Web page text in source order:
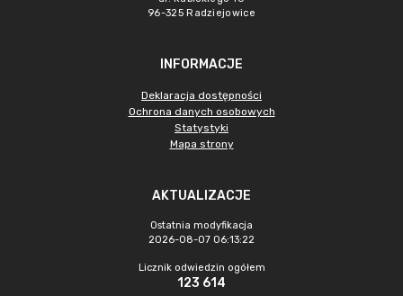
96-325 Radziejowice
INFORMACJE
Deklaracja dostępności
Ochrona danych osobowych
Statystyki
Mapa strony
AKTUALIZACJE
Ostatnia modyfikacja
2026-08-07 06:13:22
Licznik odwiedzin ogółem
123 614